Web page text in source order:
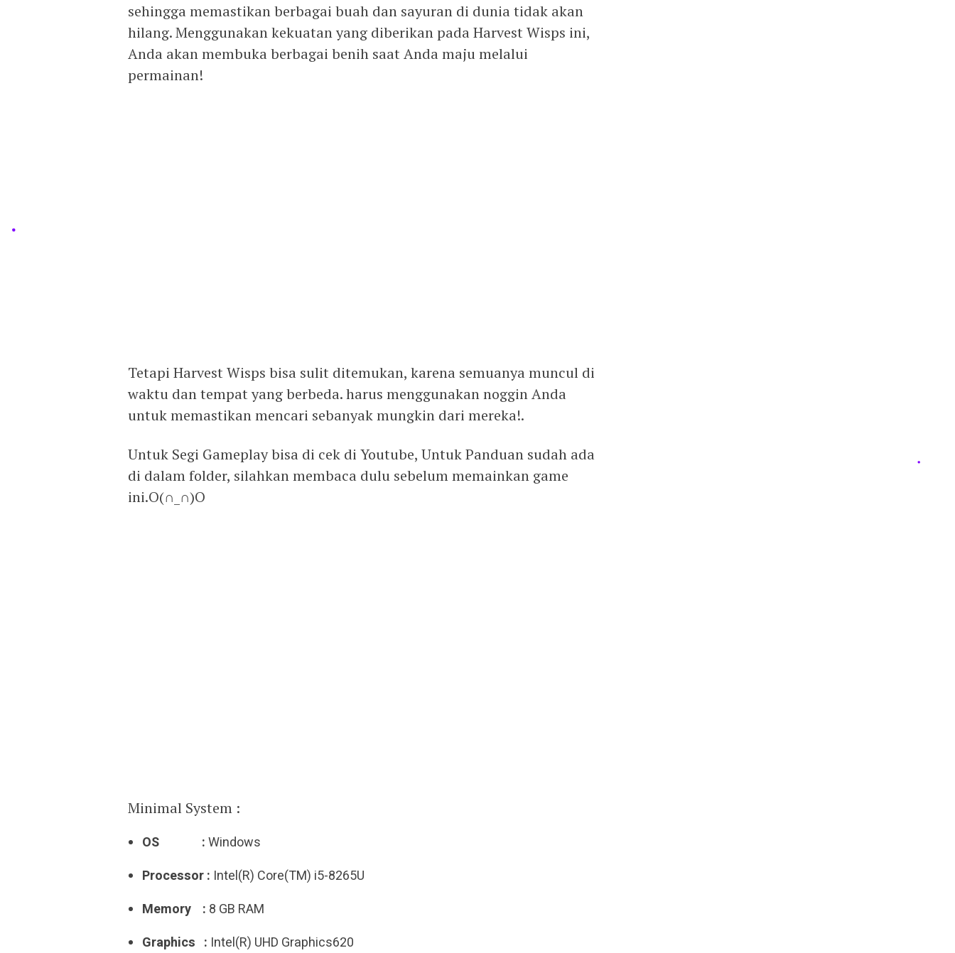
sehingga memastikan berbagai buah dan sayuran di dunia tidak akan
hilang. Menggunakan kekuatan yang diberikan pada Harvest Wisps ini,
Anda akan membuka berbagai benih saat Anda maju melalui
permainan!
Tetapi Harvest Wisps bisa sulit ditemukan, karena semuanya muncul di
waktu dan tempat yang berbeda. harus menggunakan noggin Anda
untuk memastikan mencari sebanyak mungkin dari mereka!.
Untuk Segi Gameplay bisa di cek di Youtube, Untuk Panduan sudah ada
di dalam folder, silahkan membaca dulu sebelum memainkan game
ini.O(∩_∩)O
Minimal System :
OS :Windows
Processor : Intel(R) Core(TM) i5-8265U
Memory : 8 GB RAM
Graphics : Intel(R) UHD Graphics620